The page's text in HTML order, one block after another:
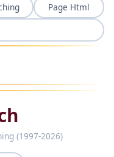
Page Html
(1997-2026)